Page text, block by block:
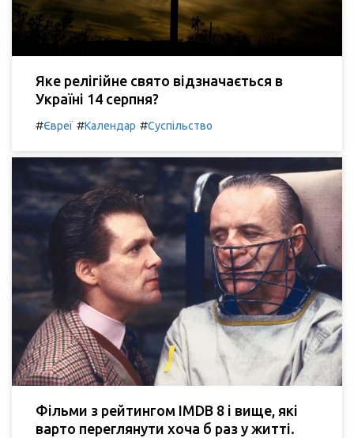
Яке релігійне свято відзначається в
Україні 14 серпня?
#Євреї #Календар #Суспільство
Фільми з рейтингом IMDB 8 і вище, які
варто переглянути хоча б раз у житті.